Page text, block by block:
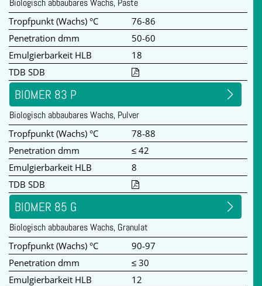
Biologisch abbaubares Wachs, Paste
Tropfpunkt (Wachs) °C
76-86
Penetration dmm
50-60
Emulgierbarkeit HLB
18
TDB SDB
BIOMER 83 P
Biologisch abbaubares Wachs, Pulver
Tropfpunkt (Wachs) °C
78-88
Penetration dmm
≤ 42
Emulgierbarkeit HLB
8
TDB SDB
BIOMER 85 G
Biologisch abbaubares Wachs, Granulat
Tropfpunkt (Wachs) °C
90-97
Penetration dmm
≤ 30
Emulgierbarkeit HLB
12